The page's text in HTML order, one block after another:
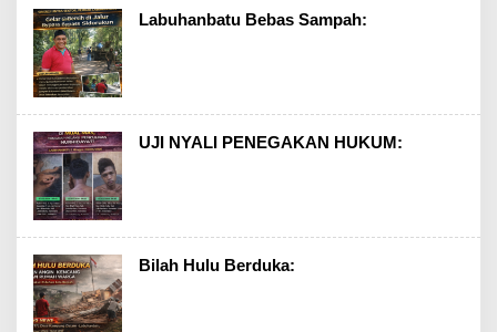
Labuhanbatu Bebas Sampah:
UJI NYALI PENEGAKAN HUKUM:
Bilah Hulu Berduka: